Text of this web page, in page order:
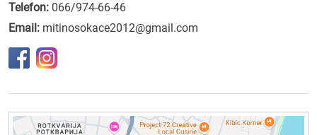
Telefon: 066/974-66-46
Email: mitinosokace2012@gmail.com